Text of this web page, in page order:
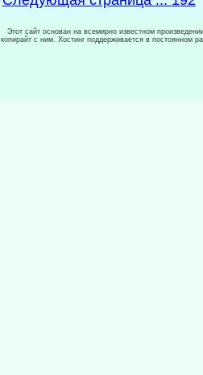
Этот сайт основан на всемирно известном
копирайт с ним. Хостинг поддерживается в постоянном